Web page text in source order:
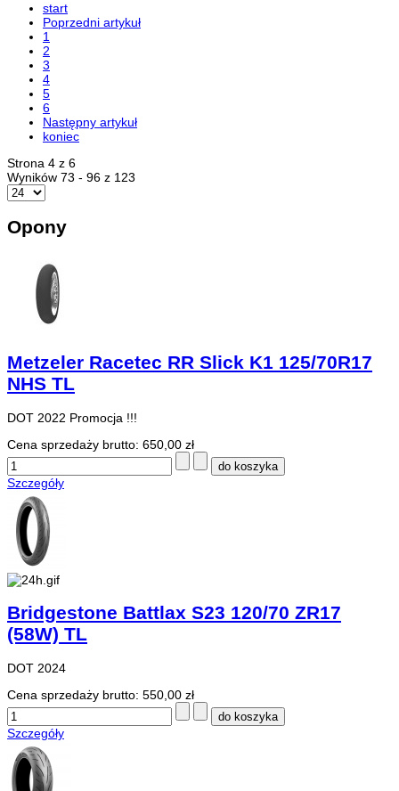
start
Poprzedni artykuł
1
2
3
4
5
6
Następny artykuł
koniec
Strona 4 z 6
Wyników 73 - 96 z 123
Opony
Metzeler Racetec RR Slick K1 125/70R17
NHS TL
DOT 2022 Promocja !!!
Cena sprzedaży brutto: 650,00 zł
Szczegóły
Bridgestone Battlax S23 120/70 ZR17
(58W) TL
DOT 2024
Cena sprzedaży brutto: 550,00 zł
Szczegóły